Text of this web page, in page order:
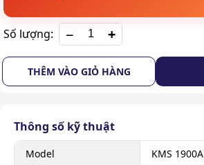
Số lượng: +
THÊM VÀO GIỎ HÀNG
Thông số kỹ thuật
Model
KMS 1900A